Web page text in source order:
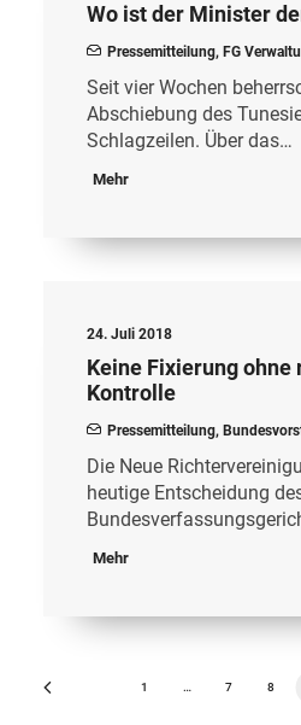
Wo ist der Minister
Pressemitteilung, FG
Seit vier Wochen
Abschiebung des
Schlagzeilen. Über das…
Mehr
24. Juli 2018
Keine Fixierung
Kontrolle
Pressemitteilung,
Die Neue
heutige Entscheidung
Mehr
1 … 7 8